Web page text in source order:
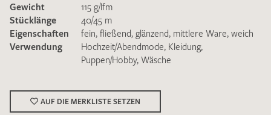
Ich bin damit einverstanden, dass meine angegebenen Daten
zur Beantwortung meiner Musteranfrage genutzt werden.
DieDatenschutzbestimmungenhabe ich zur Kenntnis
genommen und akzeptiere diese.
Gewicht
115 g/lfm
Stücklänge
40/45 m
Eigenschaften
fein, fließend, glänzend, mittlere Ware, weich
Verwendung
Hochzeit/Abendmode, Kleidung,
Puppen/Hobby, Wäsche
AUF DIE MERKLISTE SETZEN